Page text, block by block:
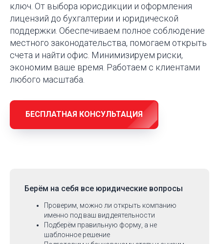
ключ. От выбора юрисдикции и оформления
лицензий до бухгалтерии и юридической
поддержки. Обеспечиваем полное соблюдение
местного законодательства, помогаем открыть
счета и найти офис. Минимизируем риски,
экономим ваше время. Работаем с клиентами
любого масштаба.
БЕСПЛАТНАЯ КОНСУЛЬТАЦИЯ
Берём на себя все юридические вопросы
Проверим, можно ли открыть компанию
именно под ваш вид деятельности
Подберём правильную форму, а не
шаблонное решение